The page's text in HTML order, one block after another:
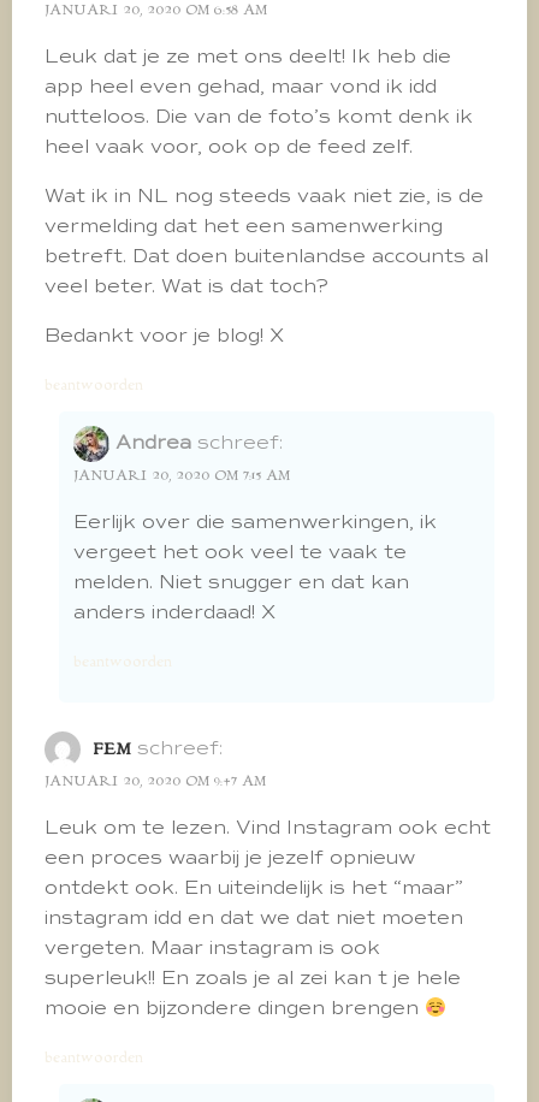
JANUARI 20, 2020 OM 6:58 AM
Leuk dat je ze met ons deelt! Ik heb die
app heel even gehad, maar vond ik idd
nutteloos. Die van de foto’s komt denk ik
heel vaak voor, ook op de feed zelf.
Wat ik in NL nog steeds vaak niet zie, is de
vermelding dat het een samenwerking
betreft. Dat doen buitenlandse accounts al
veel beter. Wat is dat toch?
Bedankt voor je blog! X
beantwoorden
Andrea schreef:
JANUARI 20, 2020 OM 7:15 AM
Eerlijk over die samenwerkingen, ik
vergeet het ook veel te vaak te
melden. Niet snugger en dat kan
anders inderdaad! X
beantwoorden
FEM schreef:
JANUARI 20, 2020 OM 9:47 AM
Leuk om te lezen. Vind Instagram ook echt
een proces waarbij je jezelf opnieuw
ontdekt ook. En uiteindelijk is het “maar”
instagram idd en dat we dat niet moeten
vergeten. Maar instagram is ook
superleuk!! En zoals je al zei kan t je hele
mooie en bijzondere dingen brengen
beantwoorden